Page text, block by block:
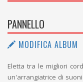
PANNELLO
MODIFICA ALBUM
Eletta tra le migliori
un'arrangiatrice di